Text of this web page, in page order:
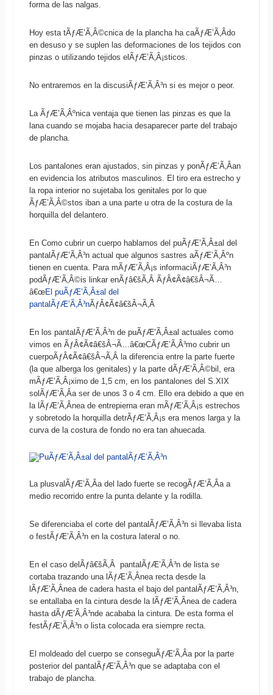
forma de las nalgas.
Hoy esta tÃƒÆ’Ã‚Â©cnica de la plancha ha caÃƒÆ’Ã‚Â­do
en desuso y se suplen las deformaciones de los tejidos con
pinzas o utilizando tejidos elÃƒÆ’Ã‚Â¡sticos.
No entraremos en la discusiÃƒÆ’Ã‚Â³n si es mejor o peor.
La ÃƒÆ’Ã‚Âºnica ventaja que tienen las pinzas es que la
lana cuando se mojaba hacia desaparecer parte del trabajo
de plancha.
Los pantalones eran ajustados, sin pinzas y ponÃƒÆ’Ã‚Â­an
en evidencia los atributos masculinos. El tiro era estrecho y
la ropa interior no sujetaba los genitales por lo que
ÃƒÆ’Ã‚Â©stos iban a una parte u otra de la costura de la
horquilla del delantero.
En Como cubrir un cuerpo hablamos del puÃƒÆ’Ã‚Â±al del
pantalÃƒÆ’Ã‚Â³n actual que algunos sastres aÃƒÆ’Ã‚Âºn
tienen en cuenta. Para mÃƒÆ’Ã‚Â¡s informaciÃƒÆ’Ã‚Â³n
podÃƒÆ’Ã‚Â©is linkar enÃƒâ€šÃ‚Â ÃƒÂ¢Ã¢â€šÂ¬Ã…
â€œEl puÃƒÆ’Ã‚Â±al del
pantalÃƒÆ’Ã‚Â³nÃƒÂ¢Ã¢â€šÂ¬Ã‚Â
En los pantalÃƒÆ’Ã‚Â³n de puÃƒÆ’Ã‚Â±al actuales como
vimos en ÃƒÂ¢Ã¢â€šÂ¬Ã…â€œCÃƒÆ’Ã‚Â³mo cubrir un
cuerpoÃƒÂ¢Ã¢â€šÂ¬Ã‚Â la diferencia entre la parte fuerte
(la que alberga los genitales) y la parte dÃƒÆ’Ã‚Â©bil, era
mÃƒÆ’Ã‚Â¡ximo de 1,5 cm, en los pantalones del S.XIX
solÃƒÆ’Ã‚Â­a ser de unos 3 o 4 cm. Ello era debido a que en
la lÃƒÆ’Ã‚Â­nea de entrepierna eran mÃƒÆ’Ã‚Â¡s estrechos
y sobretodo la horquilla detrÃƒÆ’Ã‚Â¡s era menos larga y la
curva de la costura de fondo no era tan ahuecada.
La plusvalÃƒÆ’Ã‚Â­a del lado fuerte se recogÃƒÆ’Ã‚Â­a a
medio recorrido entre la punta delante y la rodilla.
Se diferenciaba el corte del pantalÃƒÆ’Ã‚Â³n si llevaba lista
o festÃƒÆ’Ã‚Â³n en la costura lateral o no.
En el caso delÃƒâ€šÃ‚Â pantalÃƒÆ’Ã‚Â³n de lista se
cortaba trazando una lÃƒÆ’Ã‚Â­nea recta desde la
lÃƒÆ’Ã‚Â­nea de cadera hasta el bajo del pantalÃƒÆ’Ã‚Â³n,
se entallaba en la cintura desde la lÃƒÆ’Ã‚Â­nea de cadera
hasta dÃƒÆ’Ã‚Â³nde acababa la cintura. De esta forma el
festÃƒÆ’Ã‚Â³n o lista colocada era siempre recta.
El moldeado del cuerpo se conseguÃƒÆ’Ã‚Â­a por la parte
posterior del pantalÃƒÆ’Ã‚Â³n que se adaptaba con el
trabajo de plancha.